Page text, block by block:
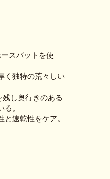
ースバットを使
く独特の荒々しい
し奥行きのある
。
速乾性をケア。